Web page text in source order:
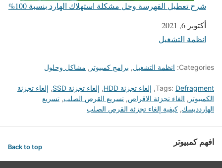
شرح تعطيل الفهرسة وحل مشكلة استهلاك الهارد بنسبة 100%
التاريخ
أكتوبر 6, 2021
في ما يتعلق بما يأتي
انظمة التشغيل
Categories: انظمة التشغيل, برامج كمبيوتر , مشاكل وحلول
Tags: Defragment
, إلغاء تجزئة HDD , إلغاء تجزئة SSD , إلغاء تجزئة
الكمبيوتر , الغاء تجزئة الاقراص, تسريع القرص الصلب, تسريع
الهاردديسك, كيفية إلغاء تجزئة القرص الصلب
افهم كمبيوتر Back to top